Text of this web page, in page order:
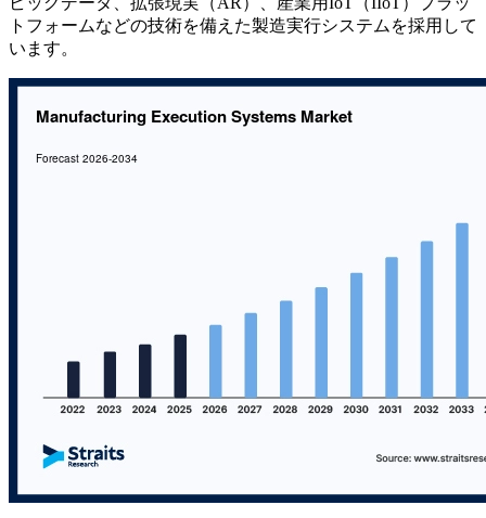
トフォームなどの技術を備えた製造実行システムを採用して
います。